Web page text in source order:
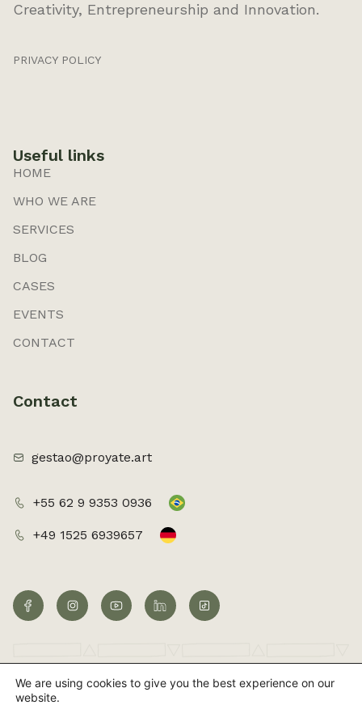
Creativity, Entrepreneurship and Innovation.
PRIVACY POLICY
Useful links
HOME
WHO WE ARE
SERVICES
BLOG
CASES
EVENTS
CONTACT
Contact
gestao@proyate.art
+55 62 9 9353 0936
+49 1525 6939657
We are using cookies to give you the best experience on our
website.